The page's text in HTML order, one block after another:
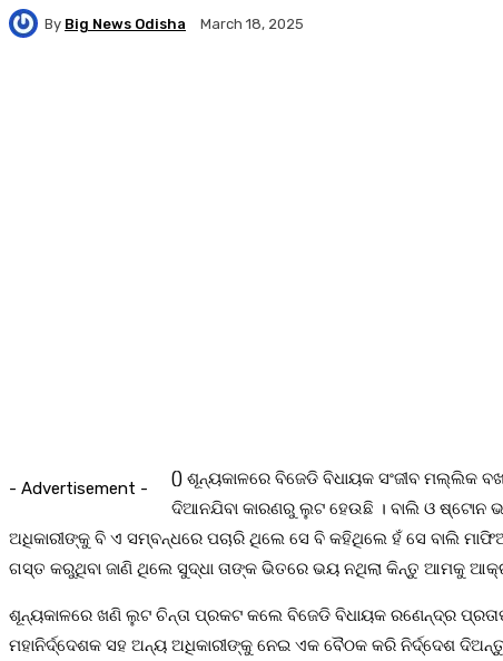
By Big News Odisha March 18, 2025
- Advertisement -
() ଶୂନ୍ୟକାଳରେ ବିଜେଡି ବିଧାୟକ ସଂଜୀବ ମଲ୍ଲିକ
ଦିଆନଯିବା କାରଣରୁ ଲୁଟ ହେଉଛି । ବାଲି ଓ ଷ୍ଟୋନ
ଅଧିକାରୀଙ୍କୁ ବି ଏ ସମ୍ବନ୍ଧରେ ପଚାରି ଥିଲେ ସେ ବି କହିଥିଲେ ହଁ ସେ ବାଲି
ଗସ୍ତ କରୁଥିବା ଜାଣି ଥିଲେ ସୁଦ୍ଧା ତାଙ୍କ ଭିତରେ ଭୟ ନଥିଲା କିନ୍ତୁ ଆମକୁ
ଶୂନ୍ୟକାଳରେ ଖଣି ଲୁଟ ଚିନ୍ତା ପ୍ରକଟ କଲେ ବିଜେଡି ବିଧାୟକ ରଣେନ୍ଦ୍ର
ମହାନିର୍ଦ୍ଦେଶକ ସହ ଅନ୍ୟ ଅଧିକାରୀଙ୍କୁ ନେଇ ଏକ ବୈଠକ କରି ନିର୍ଦ୍ଦେଶ